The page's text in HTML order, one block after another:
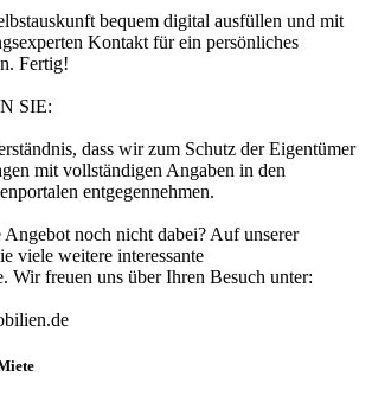
bequem digital ausfüllen und mit
Kontakt für ein persönliches
Fertig!
SIE:
dass wir zum Schutz der Eigentümer
mit vollständigen Angaben in den
entgegennehmen.
Angebot noch nicht dabei? Auf unserer
viele weitere interessante
Wir freuen uns über Ihren Besuch unter: